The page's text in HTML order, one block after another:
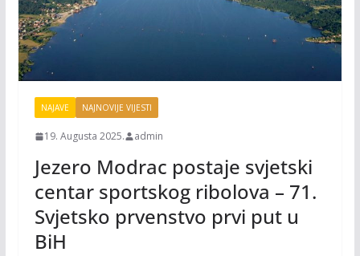
NAJAVE NAJNOVIJE VIJESTI
19. Augusta 2025. admin
Jezero Modrac postaje svjetski
centar sportskog ribolova – 71.
Svjetsko prvenstvo prvi put u
BiH